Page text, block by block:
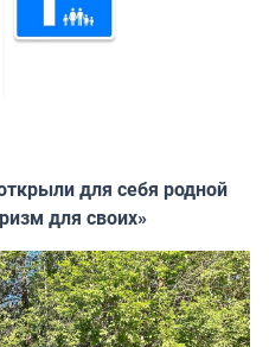
для себя родной
для своих»